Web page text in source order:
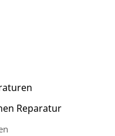
Reparatur